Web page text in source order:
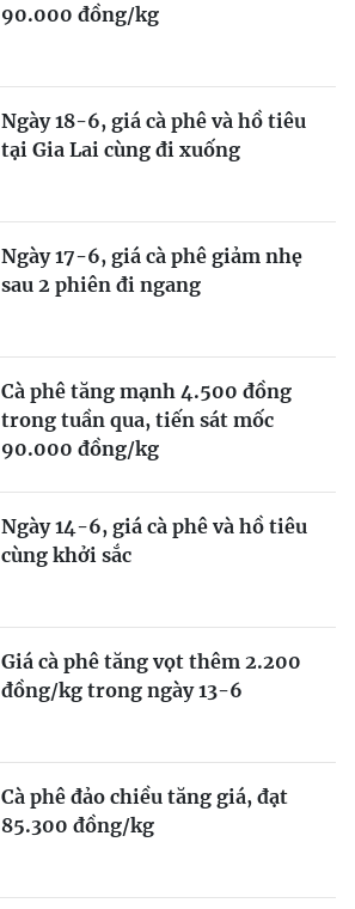
90.000 đồng/kg
Ngày 18-6, giá cà phê và hồ tiêu
tại Gia Lai cùng đi xuống
Ngày 17-6, giá cà phê giảm nhẹ
sau 2 phiên đi ngang
Cà phê tăng mạnh 4.500 đồng
trong tuần qua, tiến sát mốc
90.000 đồng/kg
Ngày 14-6, giá cà phê và hồ tiêu
cùng khởi sắc
Giá cà phê tăng vọt thêm 2.200
đồng/kg trong ngày 13-6
Cà phê đảo chiều tăng giá, đạt
85.300 đồng/kg